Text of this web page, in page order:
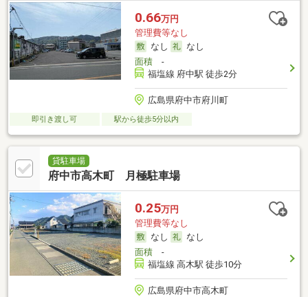
0.66万円
管理費等なし
なし
なし
面積-
福塩線 府中駅 徒歩2分
広島県府中市府川町
即引き渡し可 駅から徒歩5分以内
貸駐車場
府中市高木町 月極駐車場
0.25万円
管理費等なし
なし
なし
面積-
福塩線 高木駅 徒歩10分
広島県府中市高木町